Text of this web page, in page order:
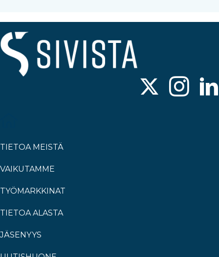
TIETOA MEISTÄ
VAIKUTAMME
TYÖMARKKINAT
TIETOA ALASTA
JÄSENYYS